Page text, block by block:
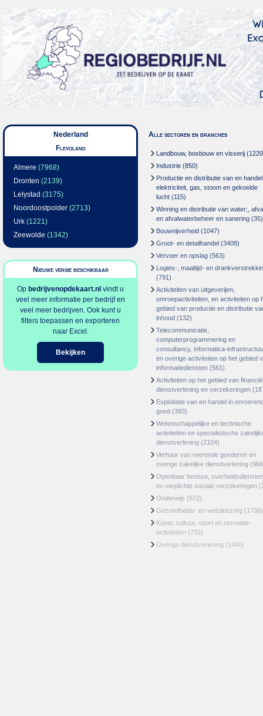
Nederland
Flevoland
Almere (7968)
Dronten (2139)
Lelystad (3175)
Noordoostpolder (2713)
Urk (1221)
Zeewolde (1342)
Nieuwe versie beschikbaar
Op bedrijvenopdekaart.nl vindt u
veel meer informatie per bedrijf en
veel meer bedrijven. Ook kunt u
filters toepassen en exporteren
naar Excel.
Bekijken
Alle sectoren en branches
Landbouw, bosbouw en visserij
Industrie (850)
Productie en distributie van en
elektriciteit, gas, stoom en gekoelde
lucht (115)
Winning en distributie van water;,
en afvalwaterbeheer en sanering (35)
Bouwnijverheid (1047)
Groot- en detailhandel (3408)
Vervoer en opslag (563)
Logies-, maaltijd- en
(791)
Activiteiten van uitgeverijen,
omroepactiviteiten, en activiteiten op
gebied van productie en distributie
inhoud (132)
Telecommunicatie,
computerprogrammering en
consultancy, informatica-
en overige activiteiten op het gebied
informatiediensten (561)
Activiteiten op het gebied van
dienstverlening en verzekeringen
Exploitatie van en handel in
goed (393)
Wetenschappelijke en technische
activiteiten en specialistische
dienstverlening (2104)
Verhuur van roerende goederen en
overige zakelijke dienstverlening
Openbaar bestuur, overheidsdiensten
en verplichte sociale verzekeringen
Onderwijs (572)
Gezondheids- en welzijnszorg (1730)
Kunst, cultuur, sport en recreatie-
activiteiten (732)
Overige dienstverlening (1440)